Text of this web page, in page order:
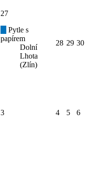
27
Pytle s
papírem
Dolní
Lhota
(Zlín)
28 29 30
3 4 5 6